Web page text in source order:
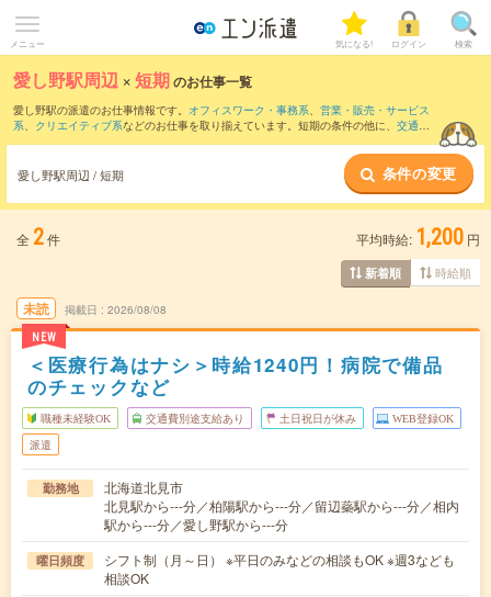
メニュー 気になる! ログイン 検索
愛し野駅周辺 ×短期のお仕事一覧
愛し野駅の派遣のお仕事情報です。 オフィスワーク・事務系、 営業・販売・サービス
系、 クリエイティブ系などのお仕事を取り揃えています。短期の条件の他に、 交通費
愛し野駅周辺 / 短期 条件の変更
全 2件 平均時給: 1,200 円
新着順 時給順
未読
NEW
掲載日 2026/08/08
＜医療行為はナシ＞時給1240円！病院で備品
のチェックなど
職種未経験OK 交通費別途支給あり 土日祝日が休み WEB登録OK
派遣
勤務地
北海道北見市
北見駅から---分／柏陽駅から---分／留辺蘂駅から---分／相内
駅から---分／愛し野駅から---分
曜日頻度
シフト制（月～日） ※平日のみなどの相談もOK ※週3なども
相談OK